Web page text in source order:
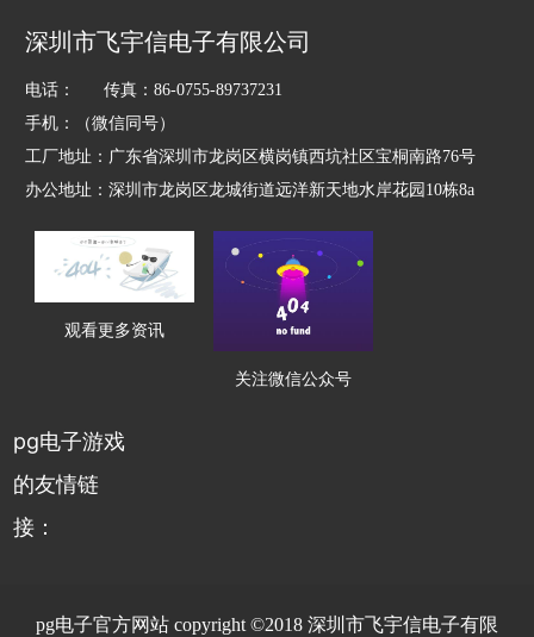
子游戏
的产品中心
深圳市飞宇信电子有限公司
电话： 传真：86-0755-89737231
手机：（微信同号）
工厂地址：广东省深圳市龙岗区横岗镇西坑社区宝桐南路76号
办公地址：深圳市龙岗区龙城街道远洋新天地水岸花园10栋8a
观看更多资讯
关注微信公众号
pg电子游戏
的友情链
接：
pg电子官方网站 copyright ©2018 深圳市飞宇信电子有限